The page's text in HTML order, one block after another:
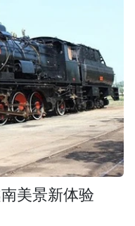
美景新体验